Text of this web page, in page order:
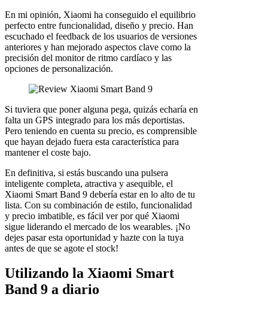
En mi opinión, Xiaomi ha conseguido el equilibrio
perfecto entre funcionalidad, diseño y precio. Han
escuchado el feedback de los usuarios de versiones
anteriores y han mejorado aspectos clave como la
precisión del monitor de ritmo cardíaco y las
opciones de personalización.
Si tuviera que poner alguna pega, quizás echaría en
falta un GPS integrado para los más deportistas.
Pero teniendo en cuenta su precio, es comprensible
que hayan dejado fuera esta característica para
mantener el coste bajo.
En definitiva, si estás buscando una pulsera
inteligente completa, atractiva y asequible, el
Xiaomi Smart Band 9 debería estar en lo alto de tu
lista. Con su combinación de estilo, funcionalidad
y precio imbatible, es fácil ver por qué Xiaomi
sigue liderando el mercado de los wearables. ¡No
dejes pasar esta oportunidad y hazte con la tuya
antes de que se agote el stock!
Utilizando la Xiaomi Smart
Band 9 a diario